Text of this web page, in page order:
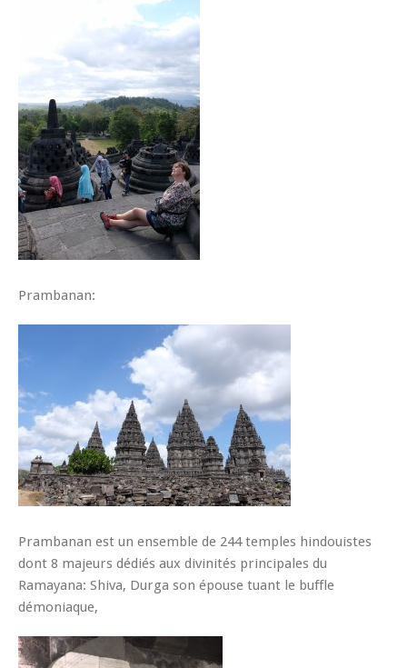
Prambanan:
Prambanan est un ensemble de 244 temples hindouistes
dont 8 majeurs dédiés aux divinités principales du
Ramayana: Shiva, Durga son épouse tuant le buffle
démoniaque,